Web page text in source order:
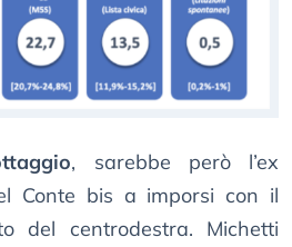
, sarebbe però l’ex
Conte bis a imporsi con il
del centrodestra. Michetti